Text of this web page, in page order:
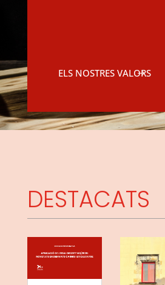
ELS NOSTRES VALORS
DESTACATS